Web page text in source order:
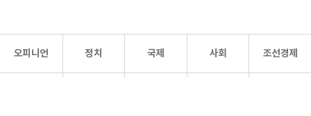
오피니언 정치 국제 사회 조선경제